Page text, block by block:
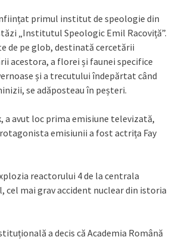
primul institut de speologie din
„Institutul Speologic Emil Racoviță”.
de pe glob, destinată cercetării
acestora, a florei și faunei specifice
și a trecutului îndepărtat când
se adăposteau în peșteri.
a avut loc prima emisiune televizată,
emisiunii a fost actrița Fay
reactorului 4 de la centrala
cel mai grav accident nuclear din istoria
a decis că Academia Română